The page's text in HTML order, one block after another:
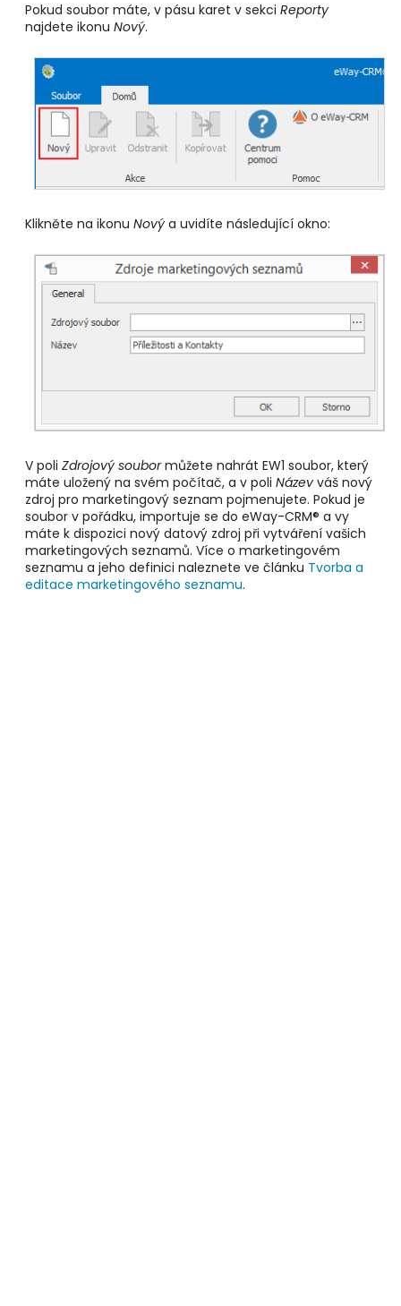
Pokud soubor máte, v pásu karet v sekci Reporty
najdete ikonu Nový.
Klikněte na ikonu Nový a uvidíte následující okno:
V poli Zdrojový soubormůžete nahrát EW1 soubor, který
máte uložený na svém počítač, a v poli Název váš nový
zdroj pro marketingový seznam pojmenujete. Pokud je
soubor v pořádku, importuje se do eWay-CRM® a vy
máte k dispozici nový datový zdroj při vytváření vašich
marketingových seznamů. Více o marketingovém
seznamu a jeho definici naleznete ve článku Tvorba a
editace marketingového seznamu.